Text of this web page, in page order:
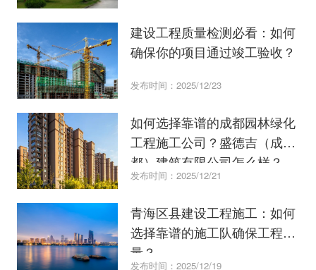
建设工程质量检测必看：如何
确保你的项目通过竣工验收？
发布时间：2025/12/23
如何选择靠谱的成都园林绿化
工程施工公司？盛德吉（成
都）建筑有限公司怎么样？
发布时间：2025/12/21
青海区县建设工程施工：如何
选择靠谱的施工队确保工程质
量？
发布时间：2025/12/19